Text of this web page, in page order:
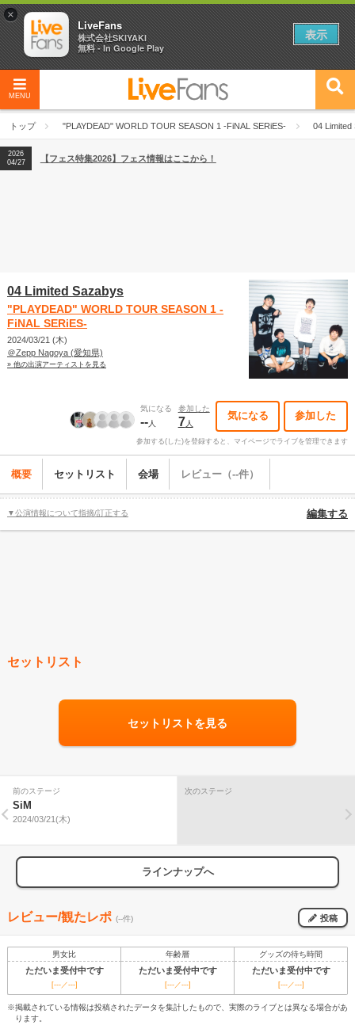
MENU
トップ "PLAYDEAD" WORLD TOUR SEASON 1 -FiNAL SERiES- 04 Limited
2026
04/27
2026
【ライブ動員ランキング】2026年上半期編発表！
2026
04/27
【フェス特集2026】フェス情報はここから！
04 Limited Sazabys
"PLAYDEAD" WORLD TOUR SEASON 1 -
FiNAL SERiES-
2024/03/21 (木)
＠Zepp Nagoya (愛知県)
» 他の出演アーティストを見る
気になる
--人
参加した
7 人
気になる 参加した
参加する(した)を登録すると、マイページでライブを管理できます
概要 セットリスト 会場 レビュー（--件）
▼公演情報について指摘/訂正する 編集する
セットリスト
セットリストを見る
前のステージ
SiM
2024/03/21(木)
次のステージ
ラインナップへ
レビュー/観たレポ (--件) 投稿
男女比 年齢層 グッズの待ち時間
ただいま受付中です ただいま受付中です ただいま受付中です
[---／---] [---／---] [---／---]
※掲載されている情報は投稿されたデータを集計したもので、実際のライブとは異なる場合があ
ります。
×
LiveFans
株式会社SKIYAKI
無料 - In Google Play
表示